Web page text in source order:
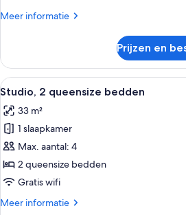
tweepersoonsbedden
Meer informatie
Meer
kamer,
tweepersoonsbedden
Prijzen en
Alle
foto's
voor
Studio,
2
queensize
bedden
Een
4
Studio, 2 queensize bedden
33 m²
1 slaapkamer
Max. aantal: 4
2 queensize bedden
Gratis wifi
Meer informatie
Meer